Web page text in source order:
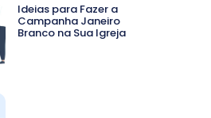
Ideias para Fazer a
Campanha Janeiro
Branco na Sua Igreja